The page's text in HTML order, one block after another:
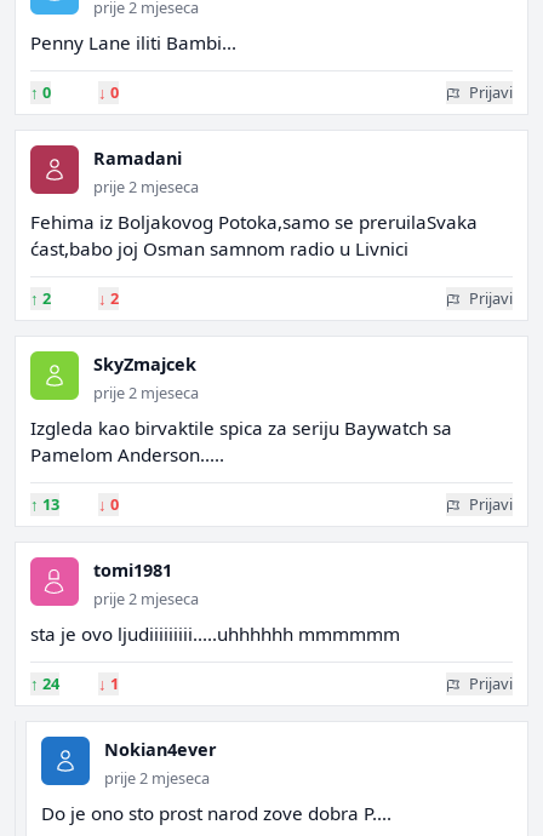
prije 2 mjeseca
Penny Lane iliti Bambi...
↑ 0 ↓ 0 Prijavi
Ramadani
prije 2 mjeseca
Fehima iz Boljakovog Potoka,samo se preruilaSvaka
ćast,babo joj Osman samnom radio u Livnici
↑ 2 ↓ 2 Prijavi
SkyZmajcek
prije 2 mjeseca
Izgleda kao birvaktile spica za seriju Baywatch sa
Pamelom Anderson.....
↑ 13 ↓ 0 Prijavi
tomi1981
prije 2 mjeseca
sta je ovo ljudiiiiiiiii.....uhhhhhh mmmmmm
↑ 24 ↓ 1 Prijavi
Nokian4ever
prije 2 mjeseca
Do je ono sto prost narod zove dobra P....